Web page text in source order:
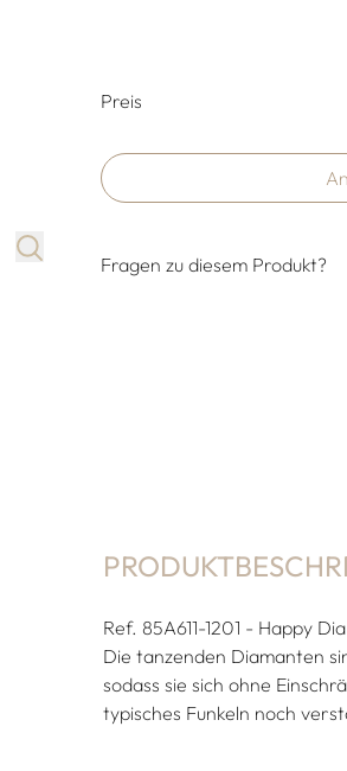
Preis
Fragen zu diesem Produkt?
Ref. 85A611-1201 - Happy
Die tanzenden Diamanten
sodass sie sich ohne
typisches Funkeln noch